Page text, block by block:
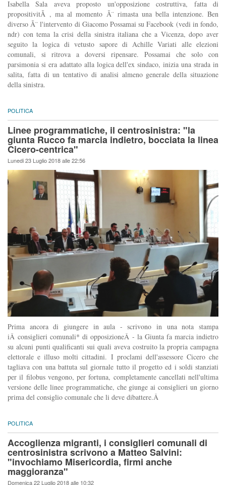
Isabella Sala aveva proposto un'opposizione costruttiva, fatta di
propositivitÃ , ma al momento Ã¨ rimasta una bella intenzione. Ben
diverso Ã¨ l'intervento di Giacomo Possamai su Facebook (vedi in fondo,
ndr) con tema la crisi della sinistra italiana che a Vicenza, dopo aver
seguito la logica di vetusto sapore di Achille Variati alle elezioni
comunali, si ritrova a doversi ripensare. Possamai che solo con
parsimonia si era adattato alla logica dell'ex sindaco, inizia una strada in
salita, fatta di un tentativo di analisi almeno generale della situazione
della sinistra.
POLITICA
Linee programmatiche, il centrosinistra: "la
giunta Rucco fa marcia indietro, bocciata la linea
Cicero-centrica"
Lunedi 23 Luglio 2018 alle 22:56
Prima ancora di giungere in aula - scrivono in una nota stampa
iÂ consiglieri comunali* di opposizioneÂ - la Giunta fa marcia indietro
su alcuni punti qualificanti sui quali aveva costruito la propria campagna
elettorale e illuso molti cittadini. I proclami dell'assessore Cicero che
tagliava con una battuta sul giornale tutto il progetto ed i soldi stanziati
per il filobus vengono, per fortuna, completamente cancellati nell'ultima
versione delle linee programmatiche, che giunge ai consiglieri un giorno
prima del consiglio comunale che li deve dibattere.Â
POLITICA
Accoglienza migranti, i consiglieri comunali di
centrosinistra scrivono a Matteo Salvini:
"invochiamo Misericordia, firmi anche
maggioranza"
Domenica 22 Luglio 2018 alle 10:32